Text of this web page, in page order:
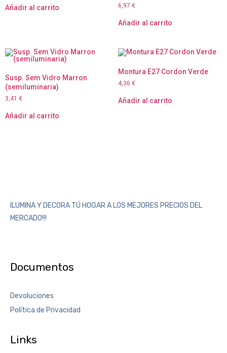
Añadir al carrito 6,97 €
Añadir al carrito
Susp. Sem Vidro Marron
(semiluminaria)
3,41 €
Añadir al carrito
Montura E27 Cordon Verde
4,36 €
Añadir al carrito
ILUMINA Y DECORA TÚ HOGAR A LOS MEJORES PRECIOS DEL
MERCADO!!!
Documentos
Devoluciones
Política de Privacidad
Links